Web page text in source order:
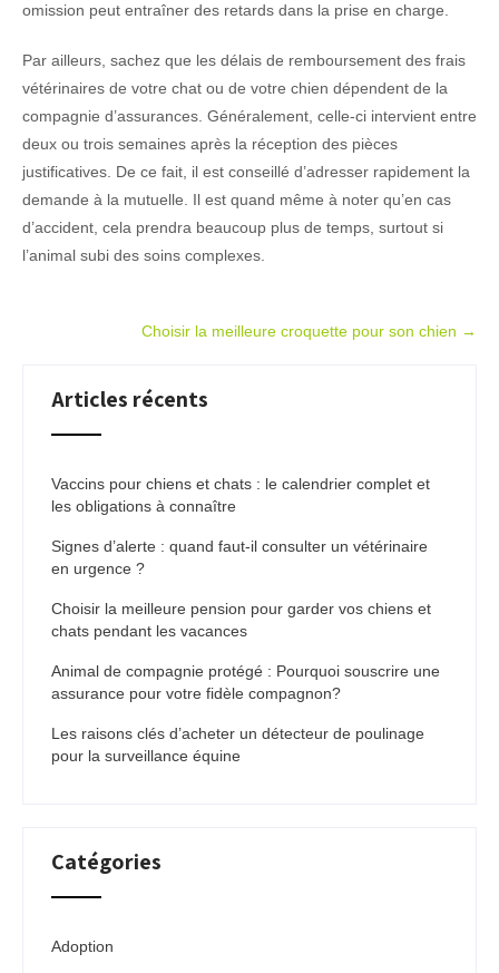
omission peut entraîner des retards dans la prise en charge.
Par ailleurs, sachez que les délais de remboursement des frais
vétérinaires de votre chat ou de votre chien dépendent de la
compagnie d’assurances. Généralement, celle-ci intervient entre
deux ou trois semaines après la réception des pièces
justificatives. De ce fait, il est conseillé d’adresser rapidement la
demande à la mutuelle. Il est quand même à noter qu’en cas
d’accident, cela prendra beaucoup plus de temps, surtout si
l’animal subi des soins complexes.
Choisir la meilleure croquette pour son chien →
Articles récents
Vaccins pour chiens et chats : le calendrier complet et
les obligations à connaître
Signes d’alerte : quand faut-il consulter un vétérinaire
en urgence ?
Choisir la meilleure pension pour garder vos chiens et
chats pendant les vacances
Animal de compagnie protégé : Pourquoi souscrire une
assurance pour votre fidèle compagnon?
Les raisons clés d’acheter un détecteur de poulinage
pour la surveillance équine
Catégories
Adoption